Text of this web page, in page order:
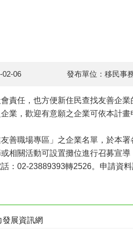
02-06 發布單位：移民事
責任，也方便新住民查找友善企
業，歡迎有意願之企業可依本計
善職場專區」之企業名單，於本
相關活動可設置攤位進行召募宣
：02-23889393轉2526。申請資
發展資訊網